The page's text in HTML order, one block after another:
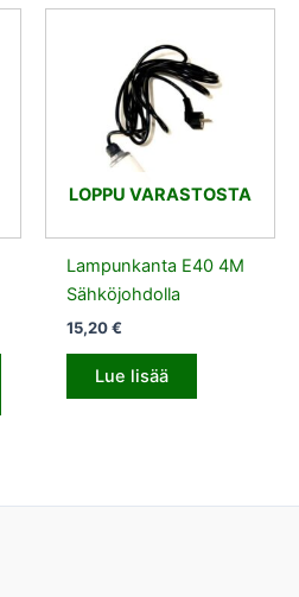
LOPPU VARASTOSTA
Lampunkanta E40 4M
Sähköjohdolla
15,20€
Lue lisää